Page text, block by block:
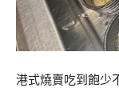
港式燒賣吃到飽少